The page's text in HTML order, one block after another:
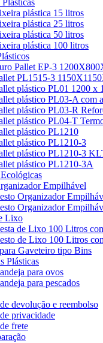
plástica 15 litros
plástica 25 litros
plástica 50 litros
plástica 100 litros
Pallet EP-3
PL1515-3
plástico PL01 1200 x
plástico PL03-A com
plástico PL03-R
plástico PL04-T
plástico PL1210
plástico PL1210-3
plástico PL1210-3
plástico PL1210-3A
Empilhável
Organizador
Organizador
Lixo
de Lixo 100 Litros
de Lixo 100 Litros
Gaveteiro tipo Bins
Plásticas
para ovos
para pescados
devolução e reembolso
privacidade
frete